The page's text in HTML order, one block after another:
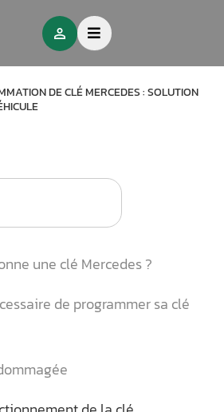
DE CLÉ MERCEDES : SOLUTION
une clé Mercedes ?
de programmer sa clé